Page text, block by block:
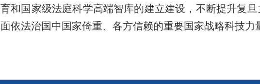
育和国家级法庭科学高端智库的建立建设，不断提升复
面依法治国中国家倚重、 各方信赖的重要国家战略科技力